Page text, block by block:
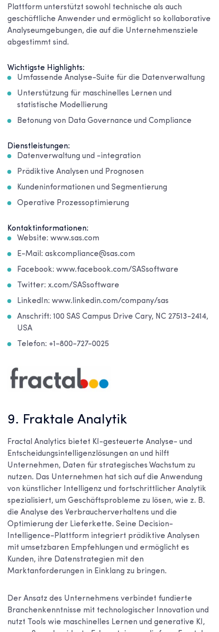
Plattform unterstützt sowohl technische als auch
geschäftliche Anwender und ermöglicht so kollaborative
Analyseumgebungen, die auf die Unternehmensziele
abgestimmt sind.
Wichtigste Highlights:
Umfassende Analyse-Suite für die Datenverwaltung
Unterstützung für maschinelles Lernen und
statistische Modellierung
Betonung von Data Governance und Compliance
Dienstleistungen:
Datenverwaltung und -integration
Prädiktive Analysen und Prognosen
Kundeninformationen und Segmentierung
Operative Prozessoptimierung
Kontaktinformationen:
Website: www.sas.com
E-Mail: askcompliance@sas.com
Facebook: www.facebook.com/SASsoftware
Twitter: x.com/SASsoftware
LinkedIn: www.linkedin.com/company/sas
Anschrift: 100 SAS Campus Drive Cary, NC 27513-2414,
USA
Telefon: +1-800-727-0025
9. Fraktale Analytik
Fractal Analytics bietet KI-gesteuerte Analyse- und
Entscheidungsintelligenzlösungen an und hilft
Unternehmen, Daten für strategisches Wachstum zu
nutzen. Das Unternehmen hat sich auf die Anwendung
von künstlicher Intelligenz und fortschrittlicher Analytik
spezialisiert, um Geschäftsprobleme zu lösen, wie z. B.
die Analyse des Verbraucherverhaltens und die
Optimierung der Lieferkette. Seine Decision-
Intelligence-Plattform integriert prädiktive Analysen
mit umsetzbaren Empfehlungen und ermöglicht es
Kunden, ihre Datenstrategien mit den
Marktanforderungen in Einklang zu bringen.
Der Ansatz des Unternehmens verbindet fundierte
Branchenkenntnisse mit technologischer Innovation und
nutzt Tools wie maschinelles Lernen und generative KI,